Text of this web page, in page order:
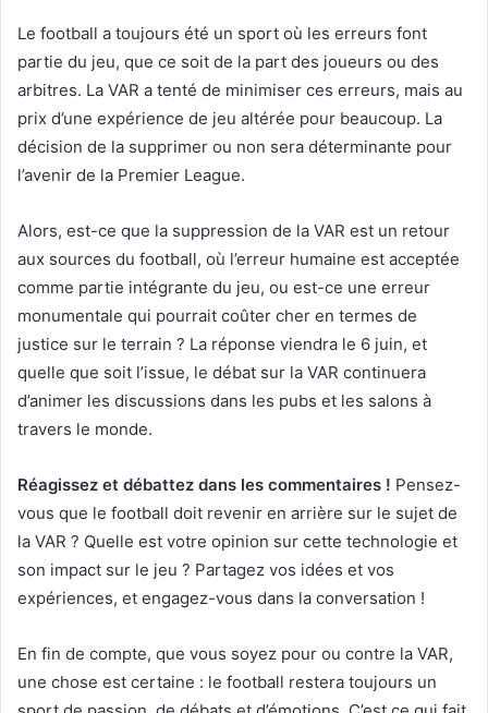
Le football a toujours été un sport où les erreurs font
partie du jeu, que ce soit de la part des joueurs ou des
arbitres. La VAR a tenté de minimiser ces erreurs, mais au
prix d’une expérience de jeu altérée pour beaucoup. La
décision de la supprimer ou non sera déterminante pour
l’avenir de la Premier League.
Alors, est-ce que la suppression de la VAR est un retour
aux sources du football, où l’erreur humaine est acceptée
comme partie intégrante du jeu, ou est-ce une erreur
monumentale qui pourrait coûter cher en termes de
justice sur le terrain ? La réponse viendra le 6 juin, et
quelle que soit l’issue, le débat sur la VAR continuera
d’animer les discussions dans les pubs et les salons à
travers le monde.
Réagissez et débattez dans les commentaires ! Pensez-
vous que le football doit revenir en arrière sur le sujet de
la VAR ? Quelle est votre opinion sur cette technologie et
son impact sur le jeu ? Partagez vos idées et vos
expériences, et engagez-vous dans la conversation !
En fin de compte, que vous soyez pour ou contre la VAR,
une chose est certaine : le football restera toujours un